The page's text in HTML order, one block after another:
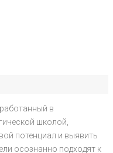
в
школой,
потенциал и выявить
осознанно подходят к